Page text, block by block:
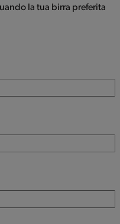
la tua birra preferita